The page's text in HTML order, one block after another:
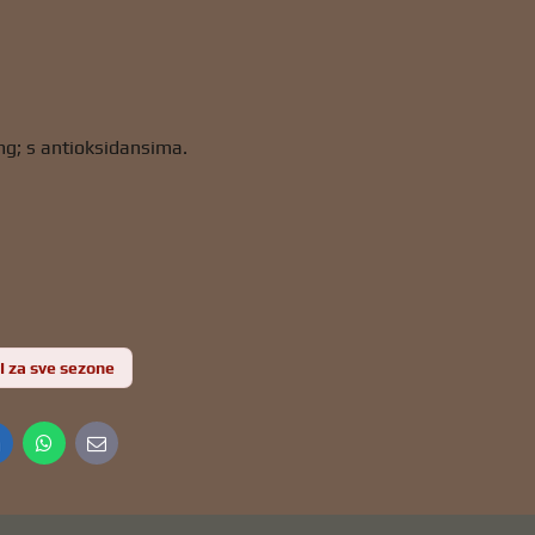
s antioksidansima.
za sve sezone
WhatsApp
E-
mail